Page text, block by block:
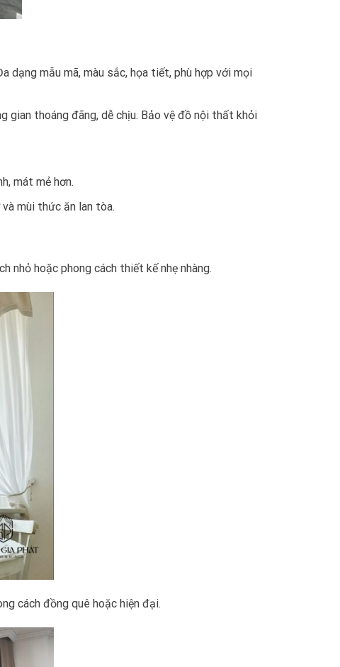
dạng mẫu mã, màu sắc, họa tiết, phù hợp với mọi
gian thoáng đãng, dễ chịu. Bảo vệ đồ nội thất khỏi
mát mẻ hơn.
mùi thức ăn lan tòa.
nhỏ hoặc phong cách thiết kế nhẹ nhàng.
cách đồng quê hoặc hiện đại.